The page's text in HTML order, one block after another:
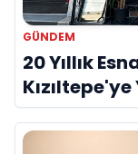
GÜNDEM
20 Yıllık